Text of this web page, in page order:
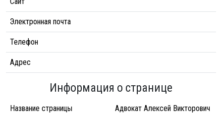
Электронная почта
Телефон
Адрес
Информация о странице
Название страницы
Адвокат Алексей Викторович